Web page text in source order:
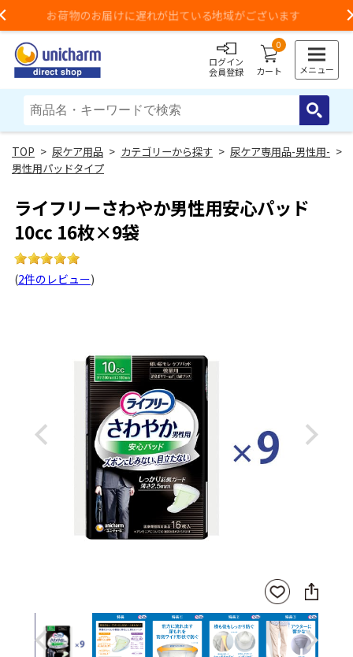
Previous3,980円以上のご購入で送料無料（一部地域除く）
ログイン
会員登録
0
カート メニュー
> 尿ケア用品 > カテゴリーから探す > 尿ケア専用品-男性用- >
男性用パッドタイプ
ライフリーさわやか男性用安心パッド
10cc 16枚×9袋
(2件のレビュー)
Previous Next
お気
に入
りに
登録
SNS
に
シ
ェ
ア
Previous Next